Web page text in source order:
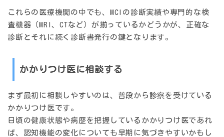
これらの医療機関の中でも、MCIの診断実績や専門的な検
査機器（MRI、CTなど）が揃っているかどうかが、正確な
診断とそれに続く診断書発行の鍵となります。
かかりつけ医に相談する
まず最初に相談しやすいのは、普段から診察を受けている
かかりつけ医です。
日頃の健康状態や病歴を把握しているかかりつけ医であれ
ば、認知機能の変化についても早期に気づきやすいかもし